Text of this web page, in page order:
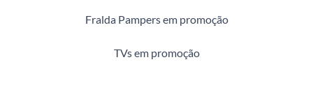
Fralda Pampers em promoção
TVs em promoção